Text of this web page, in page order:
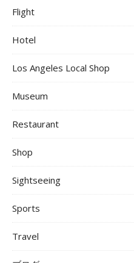
Flight
Hotel
Los Angeles Local Shop
Museum
Restaurant
Shop
Sightseeing
Sports
Travel